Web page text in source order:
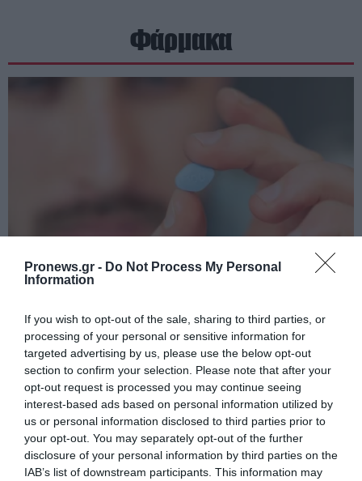
Pronews.gr - Do Not Process My Personal
Information
If you wish to opt-out of the sale, sharing to third parties, or
processing of your personal or sensitive information for
targeted advertising by us, please use the below opt-out
section to confirm your selection. Please note that after your
opt-out request is processed you may continue seeing
interest-based ads based on personal information utilized by
us or personal information disclosed to third parties prior to
your opt-out. You may separately opt-out of the further
disclosure of your personal information by third parties on the
IAB’s list of downstream participants. This information may
Φάρμακα
PRONEWS.GR /ΦΑΡΜΑΚΑ
Δεν είναι μόνο το πρόβλημα στη στύση:
Ποια ασθένεια μπορεί να θεραπεύσει
θεαματικά το viagra σύμφωνα με νέα
έρευνα
04.08.2026 | 17:00